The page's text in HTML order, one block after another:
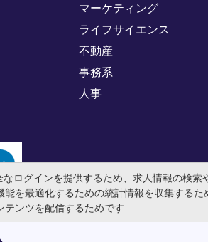
マーケティング
ライフサイエンス
不動産
事務系
人事
ログインを提供するため、求人情報の検
を最適化するための統計情報を収集する
テンツを配信するためです